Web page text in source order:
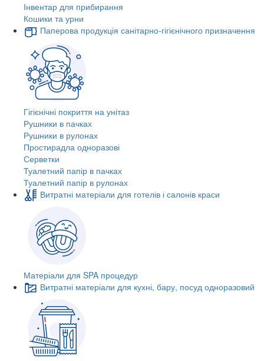
Інвентар для прибирання
Кошики та урни
Паперова продукція санітарно-гігієнічного призначення
Гігієнічні покриття на унітаз
Рушники в пачках
Рушники в рулонах
Простирадла одноразові
Серветки
Туалетний папір в пачках
Туалетний папір в рулонах
Витратні матеріали для готелів і салонів краси
Матеріали для SPA процедур
Витратні матеріали для кухні, бару, посуд одноразовий